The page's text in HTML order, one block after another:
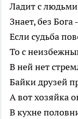
Ладит с
Знает, без
Если судьба
То с
В ней нет
Байки друзей
А вот хозяйка
В кухне